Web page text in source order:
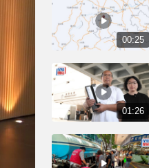
00:25
01:26